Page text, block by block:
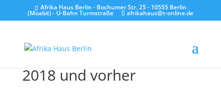
Afrika Haus Berlin - Bochumer Str. 25 - 10555 Berlin
(Moabit) - U-Bahn Turmstraße afrikahaus@t-online.de
2018 und vorher